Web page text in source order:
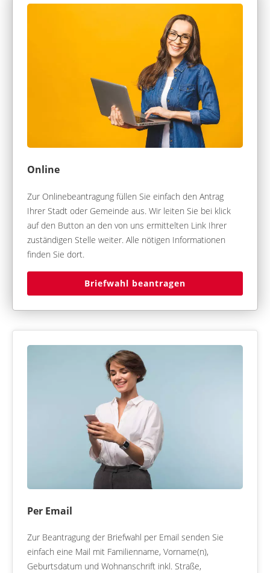
Online
Zur Onlinebeantragung füllen Sie einfach den Antrag
Ihrer Stadt oder Gemeinde aus. Wir leiten Sie bei klick
auf den Button an den von uns ermittelten Link Ihrer
zuständigen Stelle weiter. Alle nötigen Informationen
finden Sie dort.
Briefwahl beantragen
Per Email
Zur Beantragung der Briefwahl per Email senden Sie
einfach eine Mail mit Familienname, Vorname(n),
Geburtsdatum und Wohnanschrift inkl. Straße,